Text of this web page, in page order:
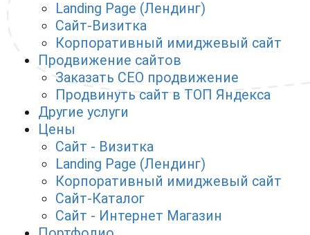
Landing Page (Лендинг)
Сайт-Визитка
Корпоративный имиджевый сайт
Продвижение сайтов
Заказать СЕО продвижение
Продвинуть сайт в ТОП Яндекса
Другие услуги
Цены
Сайт - Визитка
Landing Page (Лендинг)
Корпоративный имиджевый сайт
Сайт-Каталог
Сайт - Интернет Магазин